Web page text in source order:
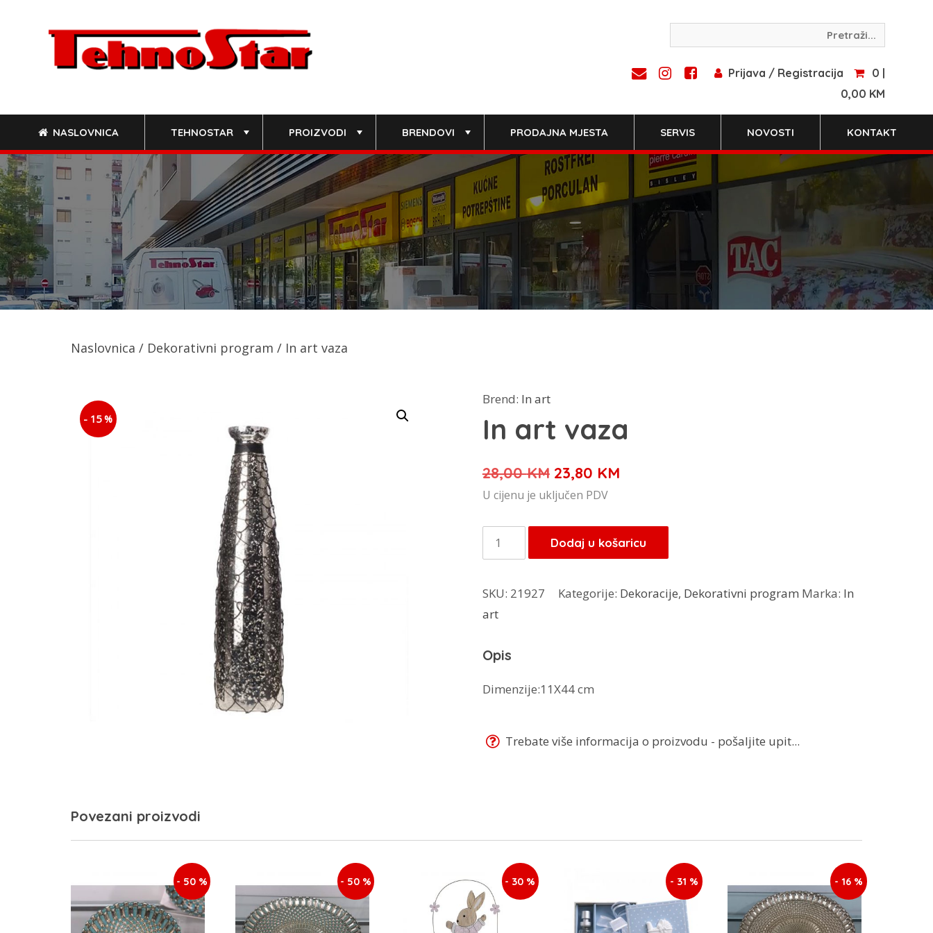
Prijava / Registracija
0 |
0,00 KM
NASLOVNICA TEHNOSTAR PROIZVODI BRENDOVI PRODAJNA MJESTA SERVIS NOVOSTI KONTAKT
Naslovnica / Dekorativni program / In art vaza
- 15 %
Brend: In art
In art vaza
28,00KM Izvorna
cijena
je:
28,00 KM.
23,80 KMTrenutna
23,80 KM.
U cijenu je uključen PDV
art
količina
Dodaj u košaricu
SKU: 21927 Kategorije: Dekoracije, Dekorativni program Marka: In
art
Opis
Dimenzije:11Χ44 cm
Trebate više informacija o proizvodu - pošaljite upit...
Povezani proizvodi
- 50 % - 50 % - 30 % - 31 % - 16 %